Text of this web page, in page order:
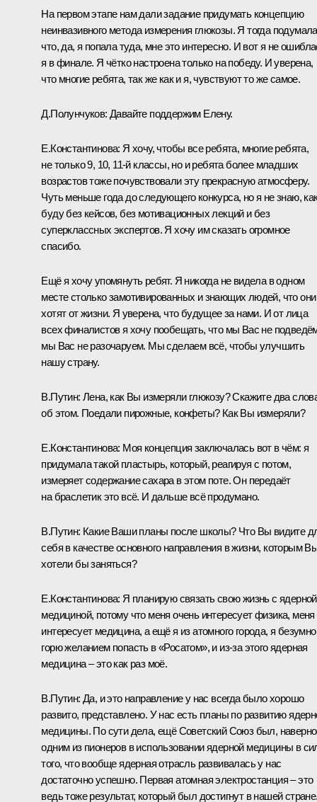
На первом этапе нам дали задание придумать концепцию
неинвазивного метода измерения глюкозы. Я тогда
что, да, я попала туда, мне это интересно. И вот я не
я в финале. Я чётко настроена только на победу. И уверена,
что многие ребята, так же как и я, чувствуют то же самое.
Д.Полунчуков: Давайте поддержим Елену.
Е.Константинова: Я хочу, чтобы все ребята, многие ребята,
не только 9, 10, 11-й классы, но и ребята более младших
возрастов тоже почувствовали эту прекрасную атмосферу.
Чуть меньше года до следующего конкурса, но я не знаю,
буду без кейсов, без мотивационных лекций и без
суперклассных экспертов. Я хочу им сказать огромное
спасибо.
Ещё я хочу упомянуть ребят. Я никогда не видела в одном
месте столько замотивированных и знающих людей, что они
хотят от жизни. Я уверена, что будущее за нами. И от лица
всех финалистов я хочу пообещать, что мы Вас не
мы Вас не разочаруем. Мы сделаем всё, чтобы улучшить
нашу страну.
В.Путин: Лена, как Вы измеряли глюкозу? Скажите два
об этом. Поедали пирожные, конфеты? Как Вы измеряли?
Е.Константинова: Моя концепция заключалась вот в чём: я
придумала такой пластырь, который, реагируя с потом,
измеряет содержание сахара в этом поте. Он передаёт
на браслетик это всё. И дальше всё продумано.
В.Путин: Какие Ваши планы после школы? Что Вы видите
себя в качестве основного направления в жизни, которым
хотели бы заняться?
Е.Константинова: Я планирую связать свою жизнь с ядерной
медициной, потому что меня очень интересует физика, меня
интересует медицина, а ещё я из атомного города, я безумно
горю желанием попасть в «Росатом», и из-за этого ядерная
медицина – это как раз моё.
В.Путин: Да, и это направление у нас всегда было хорошо
развито, представлено. У нас есть планы по развитию
медицины. По сути дела, ещё Советский Союз был,
одним из пионеров в использовании ядерной медицины в
того, что вообще ядерная отрасль развивалась у нас
достаточно успешно. Первая атомная электростанция – это
ведь тоже результат, который был достигнут в нашей